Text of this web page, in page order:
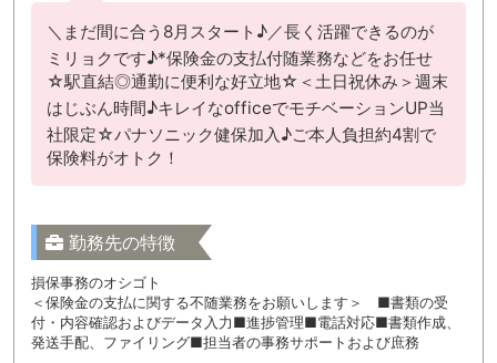
＼まだ間に合う8月スタート♪／長く活躍できるのが
ミリョクです♪*保険金の支払付随業務などをお任せ
☆駅直結◎通勤に便利な好立地☆＜土日祝休み＞週末
はじぶん時間♪キレイなofficeでモチベーションUP当
社限定☆パナソニック健保加入♪ご本人負担約4割で
保険料がオトク！
勤務先の特徴
損保事務のオシゴト
＜保険金の支払に関する不随業務をお願いします＞ ■書類の受
付・内容確認およびデータ入力■進捗管理■電話対応■書類作成、
発送手配、ファイリング■担当者の事務サポートおよび庶務